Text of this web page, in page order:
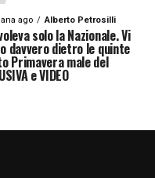
ago Alberto Petrosilli
solo la Nazionale. Vi
davvero dietro le quinte
Primavera male del
e VIDEO